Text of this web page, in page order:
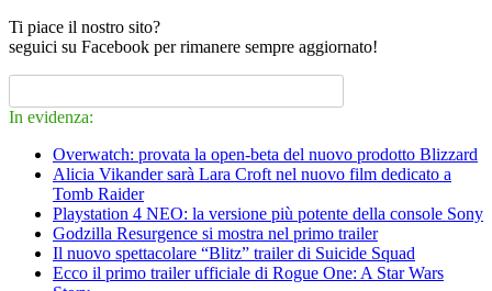
Ti piace il nostro sito?
seguici su Facebook per rimanere sempre aggiornato!
In evidenza:
Overwatch: provata la open-beta del nuovo prodotto Blizzard
Alicia Vikander sarà Lara Croft nel nuovo film dedicato a
Tomb Raider
Playstation 4 NEO: la versione più potente della console Sony
Godzilla Resurgence si mostra nel primo trailer
Il nuovo spettacolare “Blitz” trailer di Suicide Squad
Ecco il primo trailer ufficiale di Rogue One: A Star Wars